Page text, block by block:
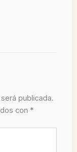
publicada.
con *